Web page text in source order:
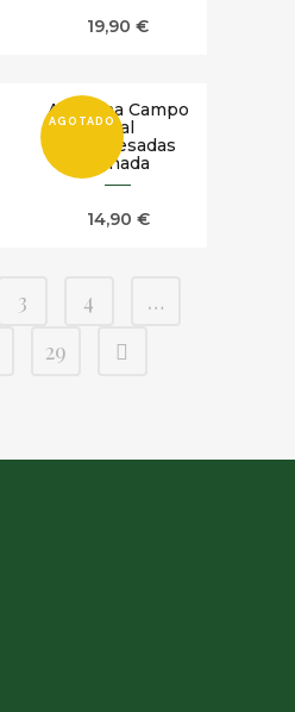
19,90 €
AGOTADO
Aceituna Campo
real
Deshuesadas
Aliñada
14,90 €
3 4
…
29